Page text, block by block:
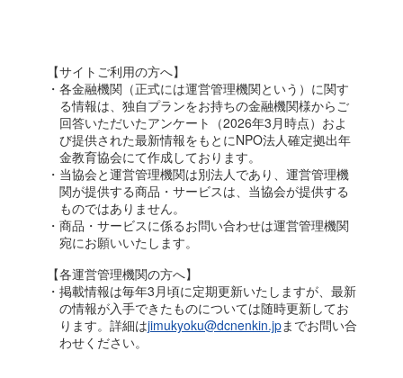
【サイトご利用の方へ】
・各金融機関（正式には運営管理機関という）に関す
る情報は、独自プランをお持ちの金融機関様からご
回答いただいたアンケート（2026年3月時点）およ
び提供された最新情報をもとにNPO法人確定拠出年
金教育協会にて作成しております。
・当協会と運営管理機関は別法人であり、運営管理機
関が提供する商品・サービスは、当協会が提供する
ものではありません。
・商品・サービスに係るお問い合わせは運営管理機関
宛にお願いいたします。
【各運営管理機関の方へ】
・掲載情報は毎年3月頃に定期更新いたしますが、最新
の情報が入手できたものについては随時更新してお
ります。詳細はjimukyoku@dcnenkin.jpまでお問い合
わせください。